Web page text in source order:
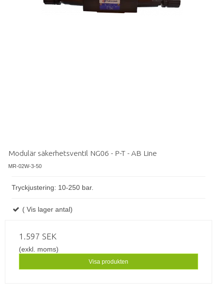
Modulär säkerhetsventil NG06 - P-T - AB Line
MR-02W-3-50
Tryckjustering: 10-250 bar.
( Vis lager antal)
1.597 SEK
(exkl. moms)
Visa produkten